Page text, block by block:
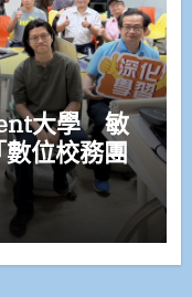
大學 敏
位校務團